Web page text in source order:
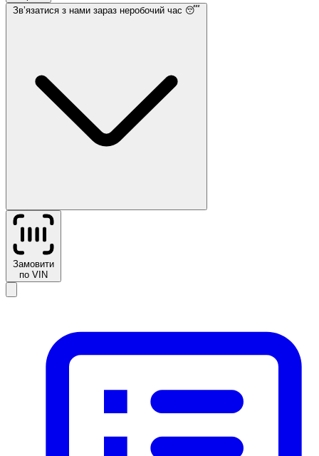
Звʼязатися з нами зараз неробочий час 😴
Замовити
по VIN